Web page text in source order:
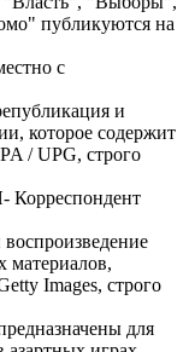
публикуются на
с
и
которое содержит
/ UPG, строго
Корреспондент
материалов,
Images, строго
для